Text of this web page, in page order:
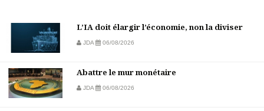
L’IA doit élargir l’économie, non la diviser
JDA 06/08/2026
Abattre le mur monétaire
JDA 06/08/2026